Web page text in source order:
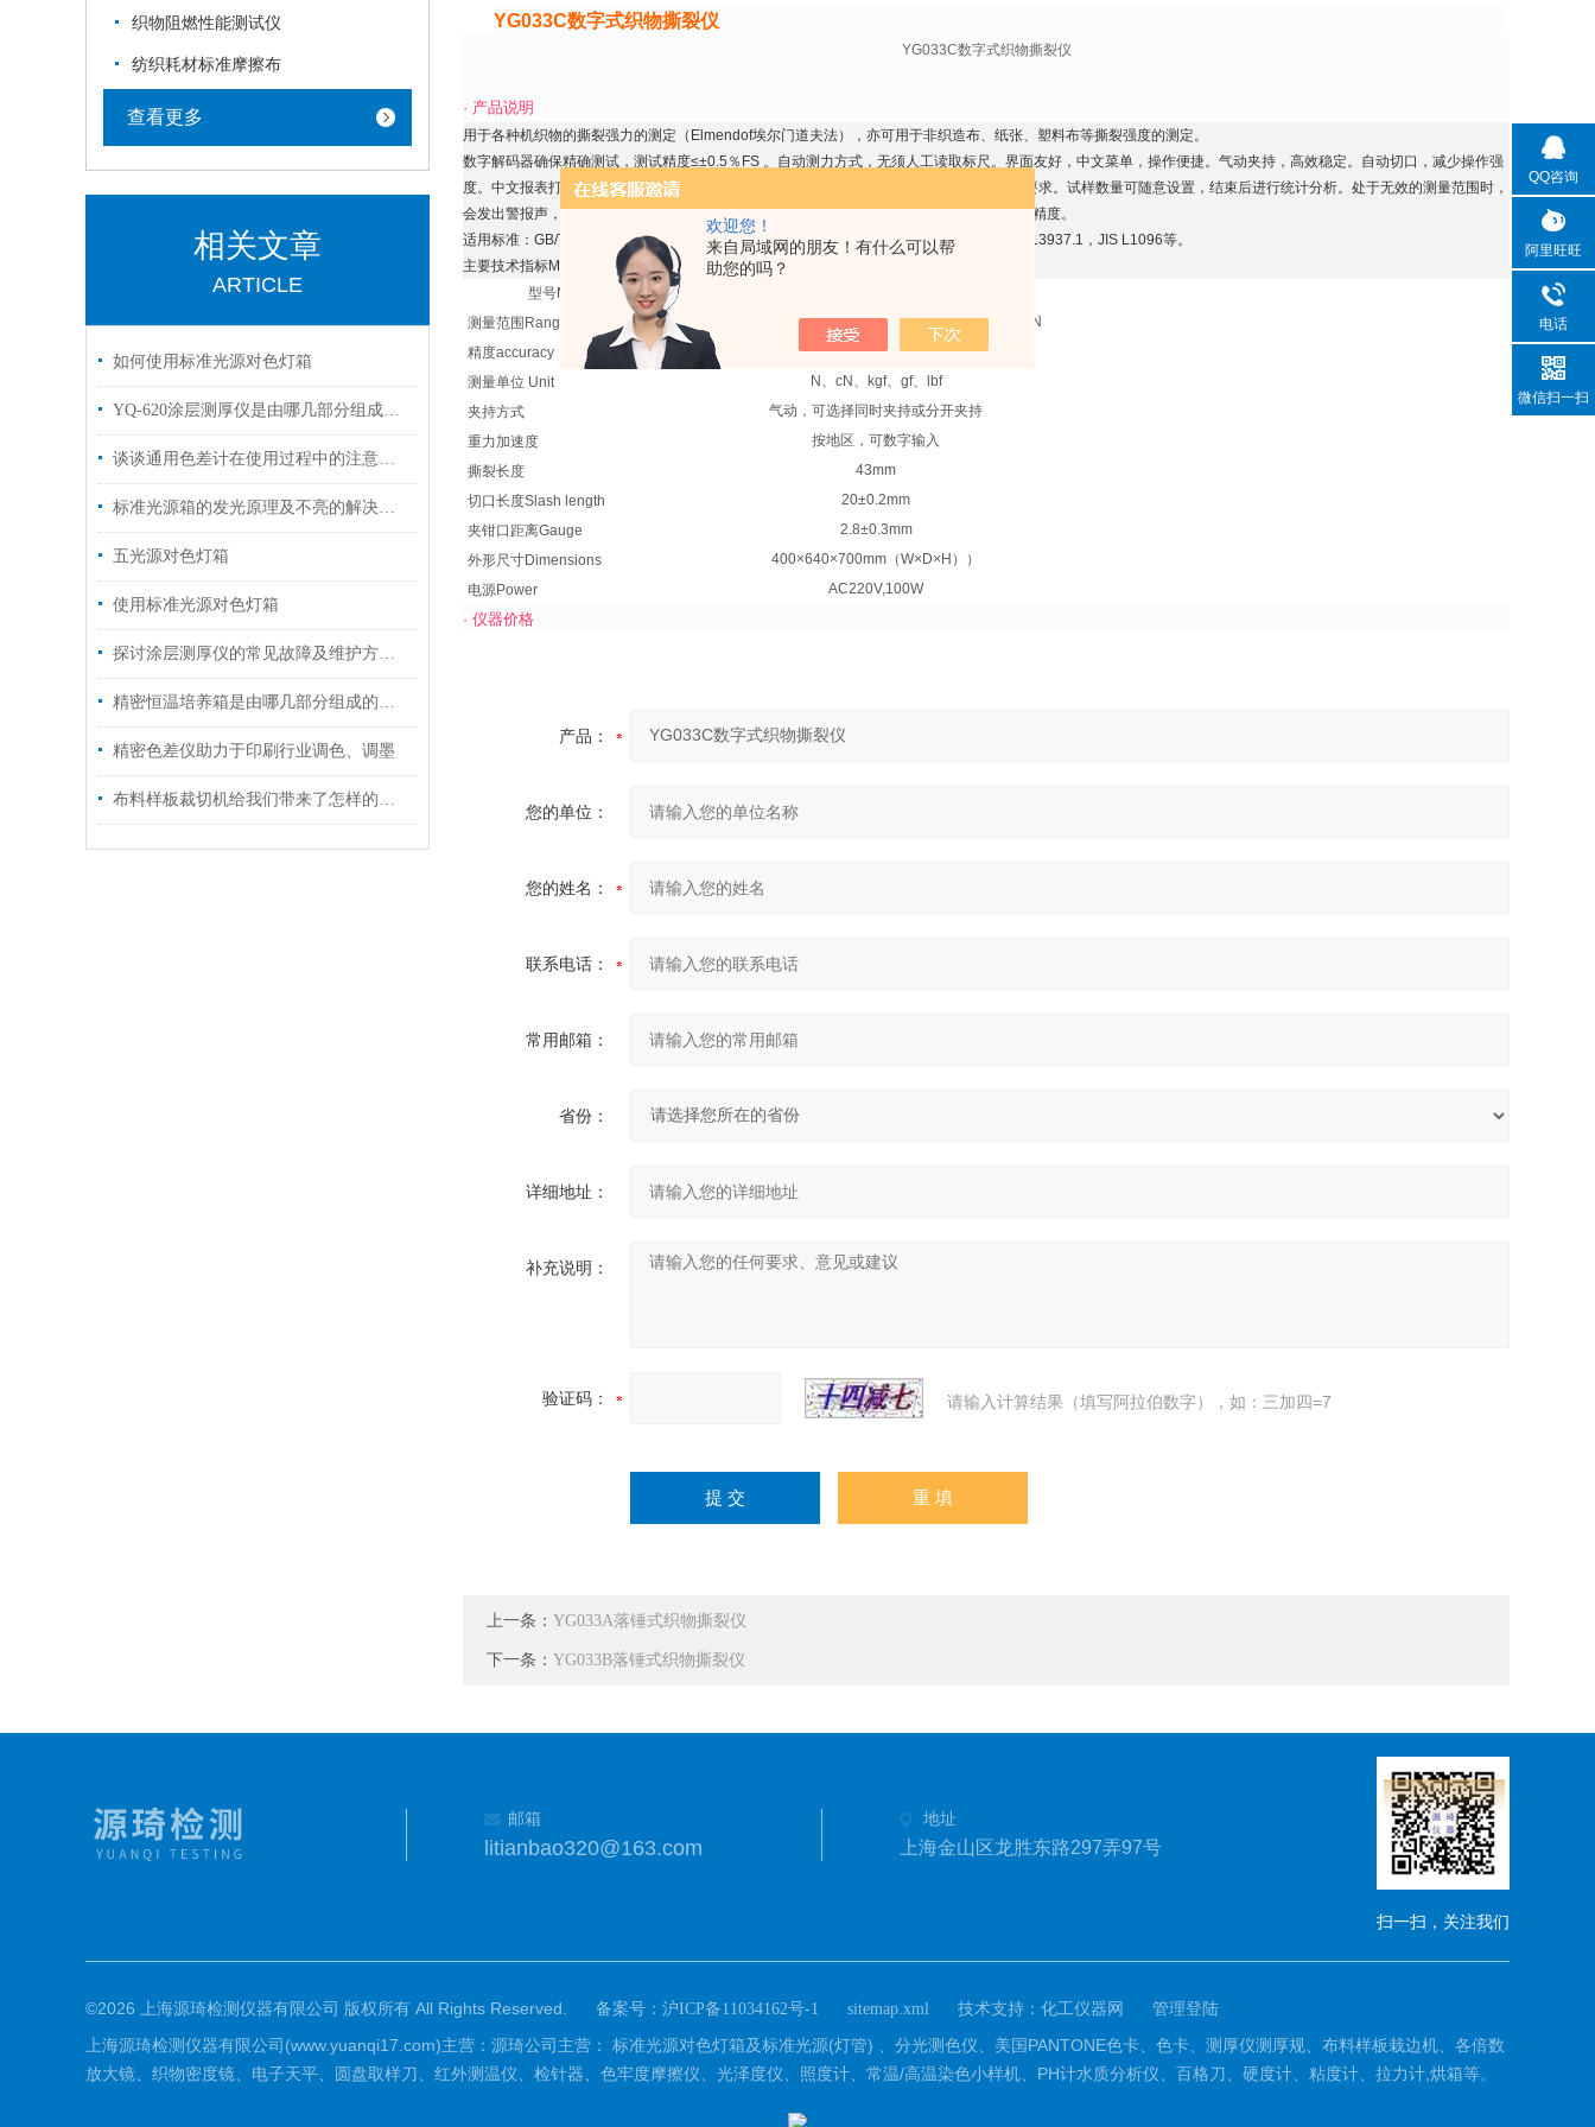
欢迎您！
来自局域网的朋友！有什么可以帮
助您的吗？
织物阻燃性能测试仪
纺织耗材标准摩擦布
查看更多
相关文章
ARTICLE
如何使用标准光源对色灯箱
YQ-620涂层测厚仪是由哪几部分组成的呢？
谈谈通用色差计在使用过程中的注意事项！
标准光源箱的发光原理及不亮的解决方法
五光源对色灯箱
使用标准光源对色灯箱
探讨涂层测厚仪的常见故障及维护方法！
精密恒温培养箱是由哪几部分组成的呢？
精密色差仪助力于印刷行业调色、调墨
布料样板裁切机给我们带来了怎样的特点呢？
YG033C数字式织物撕裂仪
YG033C数字式织物撕裂仪
· 产品说明
用于各种机织物的撕裂强力的测定（Elmendof埃尔门道夫法），亦可用于非织造布、纸张、塑料布等撕裂强度的测定。
数字解码器确保精确测试，测试精度≤±0.5％FS 。自动测力方式，无须人工读取标尺。界面友好，中文菜单，操作便捷。气动夹持，高效稳定。自动切口，减少操作强
度。中文报表打印，支持PC接口，轻松查阅测试结果。多种测量单位选择，适应不同标准要求。试样数量可随意设置，结束后进行统计分析。处于无效的测量范围时，
会发出警报声，同时在显示屏上清晰显示。有摆锤磨擦阻尼的自动修正功能，能提高了测量精度。
适用标准：GB/T3917.1；FZ/T60006， FZ/T 75001；ASTM D1424，ASTM D5734；ISO13937.1，JIS L1096等。
主要技术指标Main technical index：
型号Model
测量范围Range
挡 0~16N，B挡 0~32N，C挡0~64N，D挡0~128N
精度accuracy
±0.5%FS
测量单位 Unit
N 、cN、kgf、gf、lbf
夹持方式
气动，可选择同时夹持或分开夹持
重力加速度
按地区，可数字输入
撕裂长度
43mm
切口长度Slash length
20±0.2mm
夹钳口距离Gauge
2.8±0.3mm
外形尺寸Dimensions
400×640×700mm （W×D×H））
电源Power
AC220V,100W
· 仪器价格
产品：
您的单位：
您的姓名：
联系电话：
常用邮箱：
省份：
详细地址：
补充说明：
验证码： 请输入计算结果（填写阿拉伯数字），如：三加四=7
上一条： YG033A落锤式织物撕裂仪
下一条： YG033B落锤式织物撕裂仪
邮箱
litianbao320@163.com
地址
上海金山区龙胜东路297弄97号
扫一扫，关注我们
©2026 上海源琦检测仪器有限公司 版权所有 All Rights Reserved. 备案号： 沪ICP备11034162号-1 sitemap.xml 技术支持： 化工仪器网 管理登陆
上海源琦检测仪器有限公司(www.yuanqi17.com)主营：源琦公司主营： 标准光源对色灯箱及标准光源(灯管) 、分光测色仪、美国PANTONE色卡、色卡、测厚仪测厚规、布料样板栽边机、各倍数
放大镜、织物密度镜、电子天平、圆盘取样刀、红外测温仪、检针器、色牢度摩擦仪、光泽度仪、照度计、常温/高温染色小样机、PH计水质分析仪、百格刀、硬度计、粘度计、拉力计,烘箱等。
QQ咨询
阿里旺旺
电话
微信扫一扫